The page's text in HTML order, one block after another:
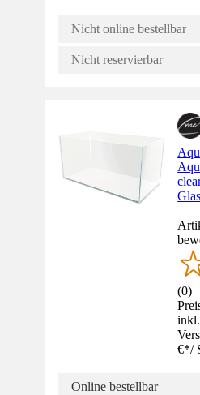
Nicht online bestellbar
Nicht reservierbar
(0)
€*/
Online bestellbar